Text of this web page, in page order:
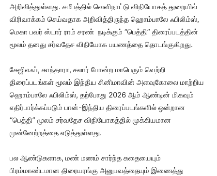
அறிவித்துள்ளது. சமீபத்தில் வெளிநாட்டு விநியோகத் துறையில்
விரிவாக்கம் செய்வதாக அறிவித்திருந்த ஹொம்பாலே ஃபிலிம்ஸ்,
மெகா பவர் ஸ்டார் ராம் சரண் நடிக்கும் “பெத்தி” திரைப்படத்தின்
மூலம் தனது சர்வதேச விநியோக பயணத்தை தொடங்குகிறது.
கேஜிஎஃப், காந்தாரா, சலார் போன்ற மாபெரும் வெற்றி
திரைப்படங்கள் மூலம் இந்திய சினிமாவின் அளவுகோலை மாற்றிய
ஹொம்பாலே ஃபிலிம்ஸ், தற்போது 2026 ஆம் ஆண்டின் மிகவும்
எதிர்பார்க்கப்படும் பான்-இந்திய திரைப்படங்களில் ஒன்றான
“பெத்தி” மூலம் சர்வதேச விநியோகத்தில் முக்கியமான
முன்னேற்றத்தை எடுத்துள்ளது.
பல ஆண்டுகளாக, மண் மணம் சார்ந்த கதையையும்
பிரம்மாண்டமான திரையரங்கு அனுபவத்தையும் இணைத்து